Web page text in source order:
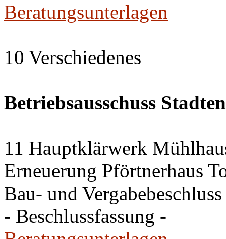
Beratungsunterlagen
10 Verschiedenes
Betriebsausschuss
11 Hauptklärwerk
Erneuerung Pförtnerhaus
Bau- und Vergabebeschluss
- Beschlussfassung -